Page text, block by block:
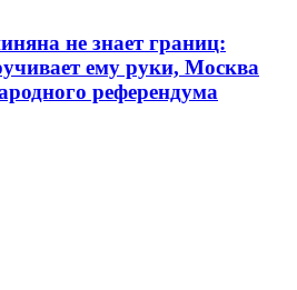
не знает границ:
ему руки, Москва
референдума